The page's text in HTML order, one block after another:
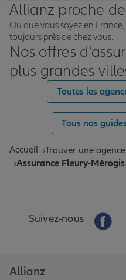
Allianz proche
Où que vous soyez en
toujours près de chez vous.
Nos offres
plus grandes
Toutes les
Tous nos
Accueil Trouver une
Assurance Fleury-Mérogis
Suivez-nous Aller
Allianz